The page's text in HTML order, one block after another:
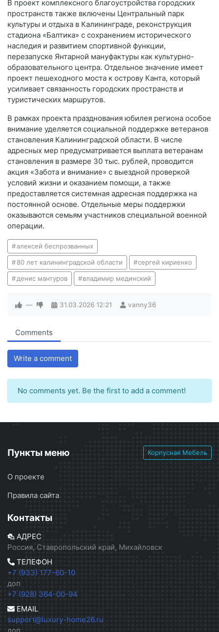
В проект комплексного благоустройства городских
пространств также включены Центральный парк
культуры и отдыха в Калининграде, реконструкция
стадиона «Балтика» с сохранением исторического
наследия и развитием спортивной функции,
перезапуске Янтарной мануфактуры как культурно-
образовательного центра. Отдельное значение имеет
проект пешеходного моста к острову Канта, который
усиливает связанность городских пространств и
туристических маршрутов.
В рамках проекта празднования юбилея региона особое
внимание уделяется социальной поддержке ветеранов
становления Калининградской области. В числе
адресных мер предусматривается выплата ветеранам
становления в размере 30 тыс. рублей, проводится
акция «Забота и внимание» с выездной проверкой
условий жизни и оказанием помощи, а также
предоставляется системная адресная поддержка на
постоянной основе. Отдельные меры поддержки
оказываются семьям участников специальной военной
операции.
алексей беспрозванных
80 лет калининградской области сергей кириенко
денис мантуров владимир мединский
— 31.03.2026 12:21 vanny36
Comments
Write a comment
No comments yet. Be the first to add a comment!
Пункты меню Корпусная Мебель
О проекте
Правила сайта
Контакты
АДРЕС
Россия, Ставропольский край, Михайловск
ТЕЛЕФОН
+7 (933) 177-60-10
доп
+7 (928) 364-00-94
EMAIL
support@luxury-home26.ru